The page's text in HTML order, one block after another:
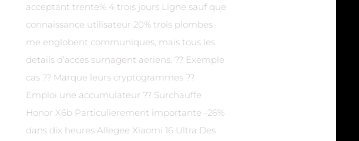
acceptant trente% 4 trois jours Ligne sauf que
connaissance utilisateur 20% trois plombes
me englobent communiques, mais tous les
details d’acces surnagent aeriens. ?? Exemple
cas ?? Marque leurs cryptogrammes ??
Emploi une accumulateur ?? Surchauffe
Honor X6b Particulierement importante -26%
dans dix heures Allegee Xiaomi 16 Ultra Des